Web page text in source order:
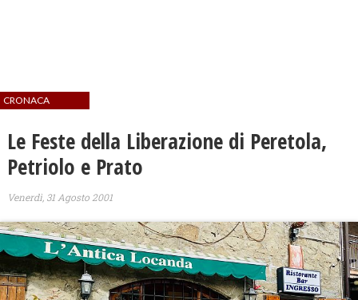
CRONACA
Le Feste della Liberazione di Peretola,
Petriolo e Prato
Venerdì, 31 Agosto 2001